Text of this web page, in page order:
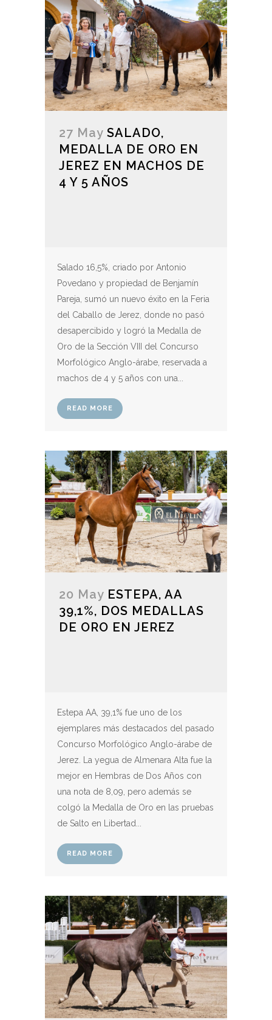
27 May SALADO,
MEDALLA DE ORO EN
JEREZ EN MACHOS DE
4 Y 5 AÑOS
Salado 16,5%, criado por Antonio
Povedano y propiedad de Benjamín
Pareja, sumó un nuevo éxito en la Feria
del Caballo de Jerez, donde no pasó
desapercibido y logró la Medalla de
Oro de la Sección VIII del Concurso
Morfológico Anglo-árabe, reservada a
machos de 4 y 5 años con una...
READ MORE
20 May ESTEPA, AA
39,1%, DOS MEDALLAS
DE ORO EN JEREZ
Estepa AA, 39,1% fue uno de los
ejemplares más destacados del pasado
Concurso Morfológico Anglo-árabe de
Jerez. La yegua de Almenara Alta fue la
mejor en Hembras de Dos Años con
una nota de 8,09, pero además se
colgó la Medalla de Oro en las pruebas
de Salto en Libertad...
READ MORE